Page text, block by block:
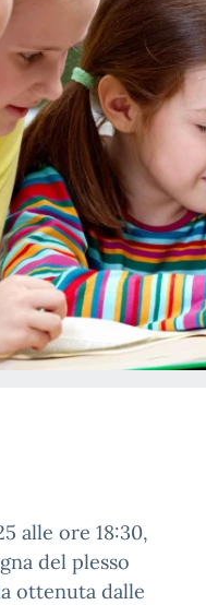
alle ore 18:30,
del plesso
ottenuta dalle